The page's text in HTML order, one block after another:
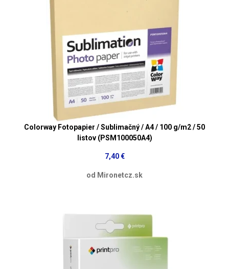
Colorway Fotopapier / Sublimačný / A4 / 100 g/m2 / 50
listov (PSM100050A4)
7,40 €
od Mironetcz.sk